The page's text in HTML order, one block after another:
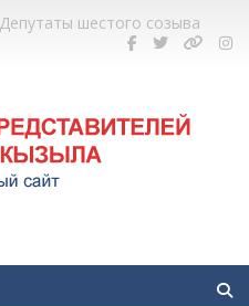
Депутаты шестого созыва